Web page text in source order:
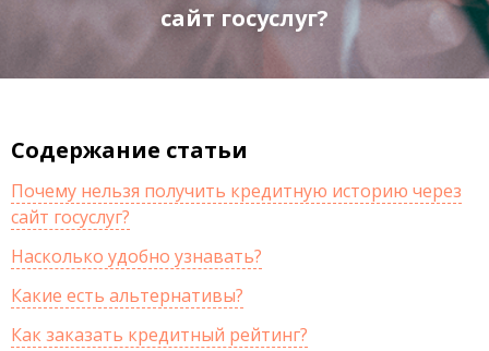
сайт госуслуг?
Содержание статьи
Почему нельзя получить кредитную историю через
сайт госуслуг?
Насколько удобно узнавать?
Какие есть альтернативы?
Как заказать кредитный рейтинг?